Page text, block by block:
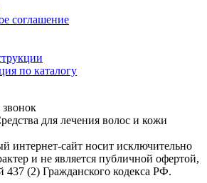
соглашение
по каталогу
звонок
для лечения волос и кожи
интернет-сайт носит исключительно
и не является публичной офертой,
437 (2) Гражданского кодекса РФ.